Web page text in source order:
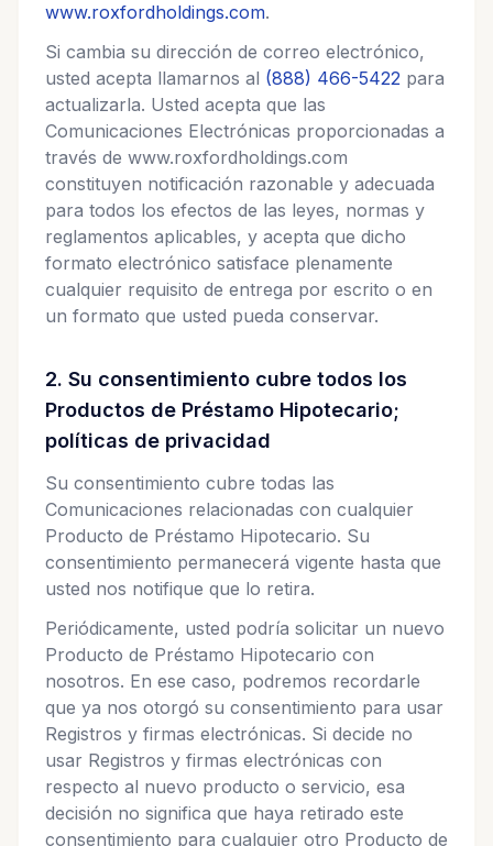
www.roxfordholdings.com.
Si cambia su dirección de correo electrónico,
usted acepta llamarnos al (888) 466-5422 para
actualizarla. Usted acepta que las
Comunicaciones Electrónicas proporcionadas a
través de www.roxfordholdings.com
constituyen notificación razonable y adecuada
para todos los efectos de las leyes, normas y
reglamentos aplicables, y acepta que dicho
formato electrónico satisface plenamente
cualquier requisito de entrega por escrito o en
un formato que usted pueda conservar.
2. Su consentimiento cubre todos los
Productos de Préstamo Hipotecario;
políticas de privacidad
Su consentimiento cubre todas las
Comunicaciones relacionadas con cualquier
Producto de Préstamo Hipotecario. Su
consentimiento permanecerá vigente hasta que
usted nos notifique que lo retira.
Periódicamente, usted podría solicitar un nuevo
Producto de Préstamo Hipotecario con
nosotros. En ese caso, podremos recordarle
que ya nos otorgó su consentimiento para usar
Registros y firmas electrónicas. Si decide no
usar Registros y firmas electrónicas con
respecto al nuevo producto o servicio, esa
decisión no significa que haya retirado este
consentimiento para cualquier otro Producto de